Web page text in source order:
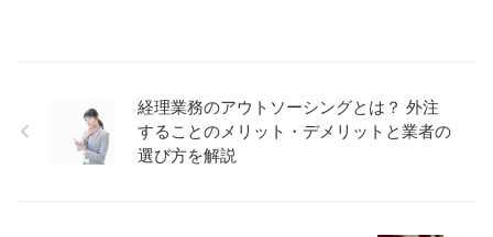
経理業務のアウトソーシングとは？ 外注
することのメリット・デメリットと業者の
選び方を解説